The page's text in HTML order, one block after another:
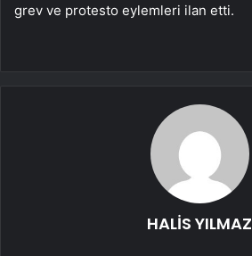
grev ve protesto eylemleri ilan etti.
HALİS YILMAZ